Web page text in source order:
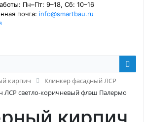
Пн–Пт: 9–18, Сб: 10–16
почта: info@smartbau.ru
кирпич
Клинкер фасадный ЛСР
ЛСР светло-коричневый флэш Палермо